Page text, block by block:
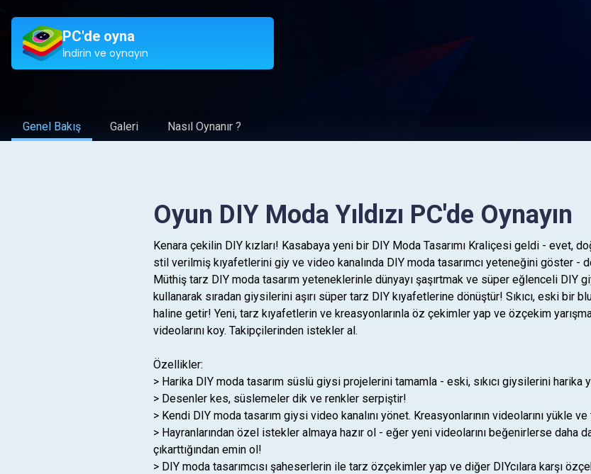
PC'de oyna
İndirin ve oynayın
Genel Bakış Galeri Nasıl Oynanır ?
Oyun DIY Moda Yıldızı PC'de Oynayın
Kenara çekilin DIY kızları! Kasabaya yeni bir DIY Moda Tasarımı Kraliçesi geldi - evet,
stil verilmiş kıyafetlerini giy ve video kanalında DIY moda tasarımcı yeteneğini göster -
Müthiş tarz DIY moda tasarım yeteneklerinle dünyayı şaşırtmak ve süper eğlenceli DIY
kullanarak sıradan giysilerini aşırı süper tarz DIY kıyafetlerine dönüştür! Sıkıcı, eski
haline getir! Yeni, tarz kıyafetlerin ve kreasyonlarınla öz çekimler yap ve özçekim
videolarını koy. Takipçilerinden istekler al.
Özellikler:
> Harika DIY moda tasarım süslü giysi projelerini tamamla - eski, sıkıcı giysilerini harika
> Desenler kes, süslemeler dik ve renkler serpiştir!
> Kendi DIY moda tasarım giysi video kanalını yönet. Kreasyonlarının videolarını yükle
> Hayranlarından özel istekler almaya hazır ol - eğer yeni videolarını beğenirlerse
çıkarttığından emin ol!
> DIY moda tasarımcısı şaheserlerin ile tarz özçekimler yap ve diğer DIYcılara karşı